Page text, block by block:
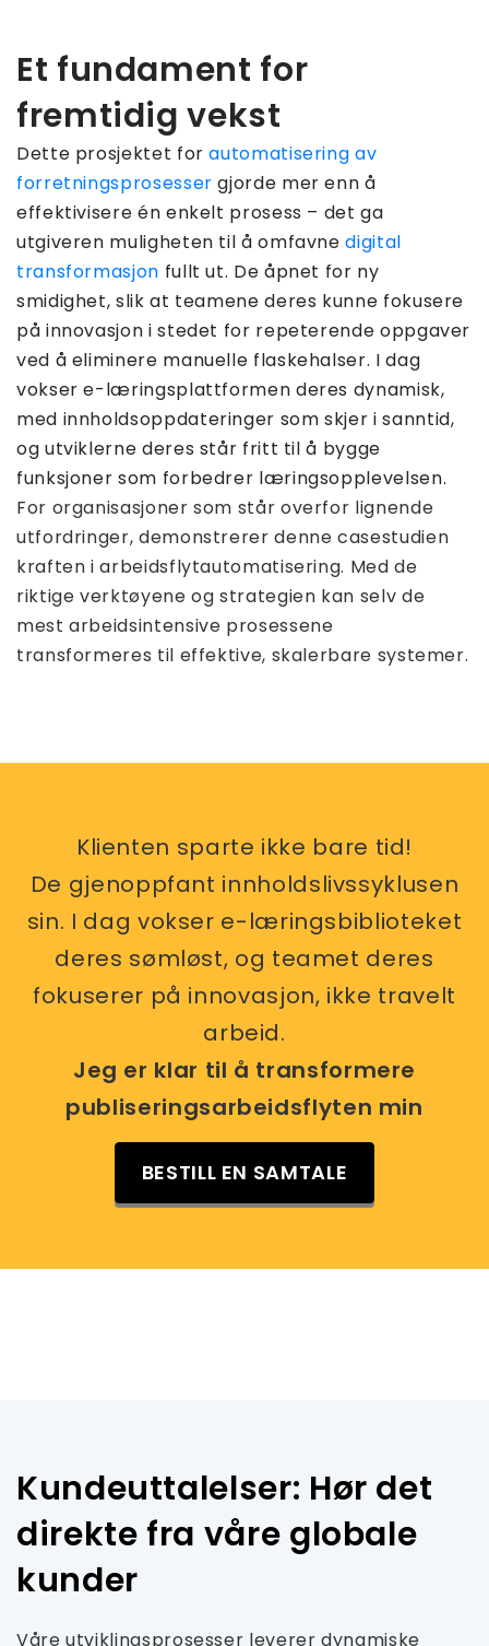
Et fundament for
fremtidig vekst
Dette prosjektet forautomatisering av
forretningsprosesser gjorde mer enn å
effektivisere én enkelt prosess – det ga
utgiveren muligheten til å omfavnedigital
transformasjon fullt ut. De åpnet for ny
smidighet, slik at teamene deres kunne fokusere
på innovasjon i stedet for repeterende oppgaver
ved å eliminere manuelle flaskehalser. I dag
vokser e-læringsplattformen deres dynamisk,
med innholdsoppdateringer som skjer i sanntid,
og utviklerne deres står fritt til å bygge
funksjoner som forbedrer læringsopplevelsen.
For organisasjoner som står overfor lignende
utfordringer, demonstrerer denne casestudien
kraften i arbeidsflytautomatisering. Med de
riktige verktøyene og strategien kan selv de
mest arbeidsintensive prosessene
transformeres til effektive, skalerbare systemer.
Klienten sparte ikke bare tid!
De gjenoppfant innholdslivssyklusen
sin. I dag vokser e-læringsbiblioteket
deres sømløst, og teamet deres
fokuserer på innovasjon, ikke travelt
arbeid.
Jeg er klar til å transformere
publiseringsarbeidsflyten min
BESTILL EN SAMTALE
Kundeuttalelser: Hør det
direkte fra våre globale
kunder
Våre utviklingsprosesser leverer dynamiske